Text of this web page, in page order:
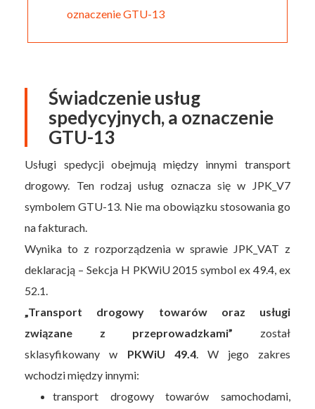
oznaczenie GTU-13
Świadczenie usług
spedycyjnych, a oznaczenie
GTU-13
Usługi spedycji obejmują między innymi transport
drogowy. Ten rodzaj usług oznacza się w JPK_V7
symbolem GTU-13. Nie ma obowiązku stosowania go
na fakturach.
Wynika to z rozporządzenia w sprawie JPK_VAT z
deklaracją – Sekcja H PKWiU 2015 symbol ex 49.4, ex
52.1.
„Transport drogowy towarów oraz usługi
związane z przeprowadzkami” został
sklasyfikowany w PKWiU 49.4. W jego zakres
wchodzi między innymi:
transport drogowy towarów samochodami,